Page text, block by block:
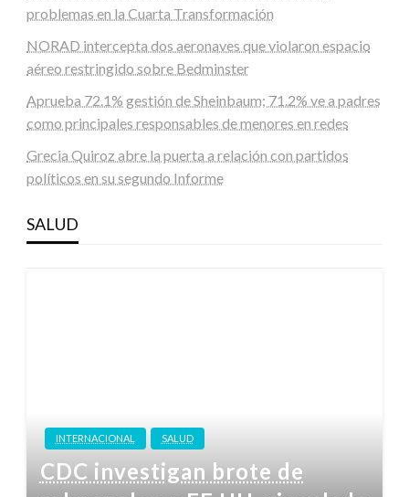
problemas en la Cuarta Transformación
NORAD intercepta dos aeronaves que violaron espacio
aéreo restringido sobre Bedminster
Aprueba 72.1% gestión de Sheinbaum; 71.2% ve a padres
como principales responsables de menores en redes
Grecia Quiroz abre la puerta a relación con partidos
políticos en su segundo Informe
SALUD
INTERNACIONAL SALUD
CDC investigan brote de